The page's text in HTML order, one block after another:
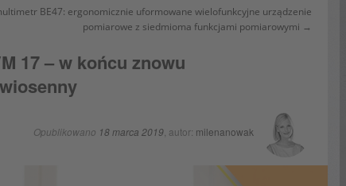
BE47: ergonomicznie uformowane wielofunkcyjne urządzenie
pomiarowe z siedmioma funkcjami pomiarowymi →
17 – w końcu znowu
Opublikowano 18 marca 2019, autor: milenanowak